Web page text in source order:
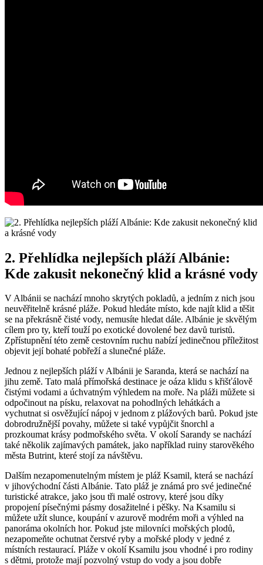
2. Přehlídka ​nejlepších‍ pláží⁣ Albánie:
Kde ⁤zakusit nekonečný klid a krásné vody
V⁤ Albánii⁢ se nachází mnoho ⁢skrytých​ pokladů,⁢ a ‍jedním​ z⁣ nich jsou
neuvěřitelně ⁣krásné ‍pláže. Pokud hledáte místo, kde najít klid ‍a těšit‌
se na⁤ překrásně čisté vody, nemusíte hledat⁤ dále. Albánie​ je skvělým
cílem ‍pro ty, ‍kteří⁣ touží po ⁣exotické ‌dovolené bez davů ⁣turistů.
Zpřístupnění této ⁣země cestovním ruchu ‍nabízí ⁢jedinečnou příležitost
objevit její⁣ bohaté⁣ pobřeží ‌a ‌slunečné pláže.
Jednou z ⁣nejlepších pláží v Albánii je Saranda,​ která se nachází⁤ na⁣
jihu země. Tato⁢ malá přímořská ‌destinace je oáza​ klidu ‍s křišťálově‍
čistými‍ vodami a úchvatným výhledem na ⁣moře. Na⁤ pláži můžete si
odpočinout na písku, relaxovat na‌ pohodlných lehátkách​ a
vychutnat ​si osvěžující⁣ nápoj v jednom z ‍plážových barů. Pokud ⁣jste⁤
dobrodružnější povahy, můžete si také‌ vypůjčit šnorchl a
prozkoumat ⁢krásy podmořského světa. V ⁤okolí Sarandy se nachází
také​ několik zajímavých památek, jako například⁢ ruiny starověkého
města Butrint, ​které stojí ‌za návštěvu.
Dalším nezapomenutelným místem je pláž⁢ Ksamil, která se nachází
⁤v jihovýchodní části ​Albánie. Tato‍ pláž‌ je⁢ známá pro své​ jedinečné
‍turistické atrakce, jako jsou tři⁤ malé ostrovy, ‍které jsou ⁣díky
propojení‍ písečnými pásmy⁢ dosažitelné ⁤i pěšky. Na Ksamilu⁣ si
můžete užít slunce,‍ koupání v azurově modrém ‍moři a výhled na
panoráma okolních⁢ hor.‌ Pokud jste milovníci mořských plodů,​
nezapomeňte​ ochutnat čerstvé ryby a mořské plody v jedné z
místních restaurací. Pláže v okolí Ksamilu ⁢jsou‌ vhodné i pro​ rodiny
s dětmi, ‍protože mají pozvolný vstup ⁣do⁤ vody‍ a jsou dobře‍